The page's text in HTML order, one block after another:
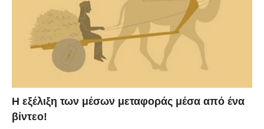
Η εξέλιξη των μέσων μεταφοράς μέσα από ένα
βίντεο!